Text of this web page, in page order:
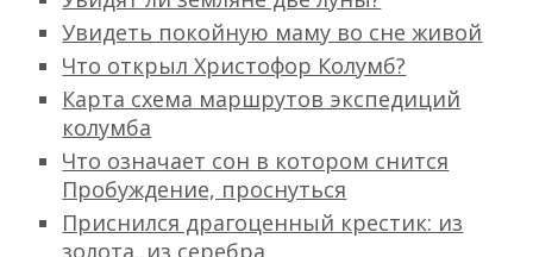
Увидеть покойную маму во сне живой
Что открыл Христофор Колумб?
Карта схема маршрутов экспедиций
колумба
Что означает сон в котором снится
Пробуждение, проснуться
Приснился драгоценный крестик: из
золота, из серебра